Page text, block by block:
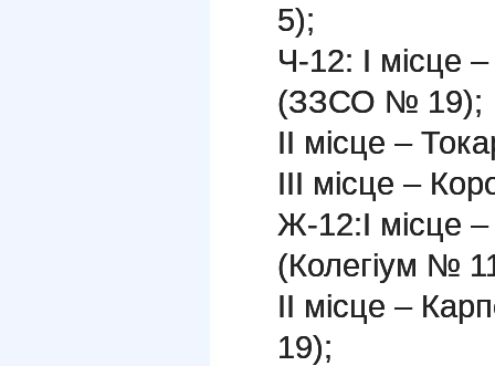
5);
Ч-12: І місце
(ЗЗСО № 19);
ІІ місце –
ІІІ місце –
Ж-12:І місце
(Колегіум №
ІІ місце –
19);